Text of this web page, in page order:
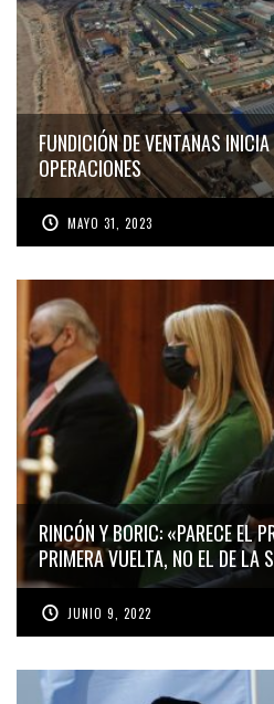
FUNDICIÓN DE VENTANAS
OPERACIONES
MAYO 31, 2023
RINCÓN Y BORIC: «PARECE EL
PRIMERA VUELTA, NO EL DE LA
JUNIO 9, 2022